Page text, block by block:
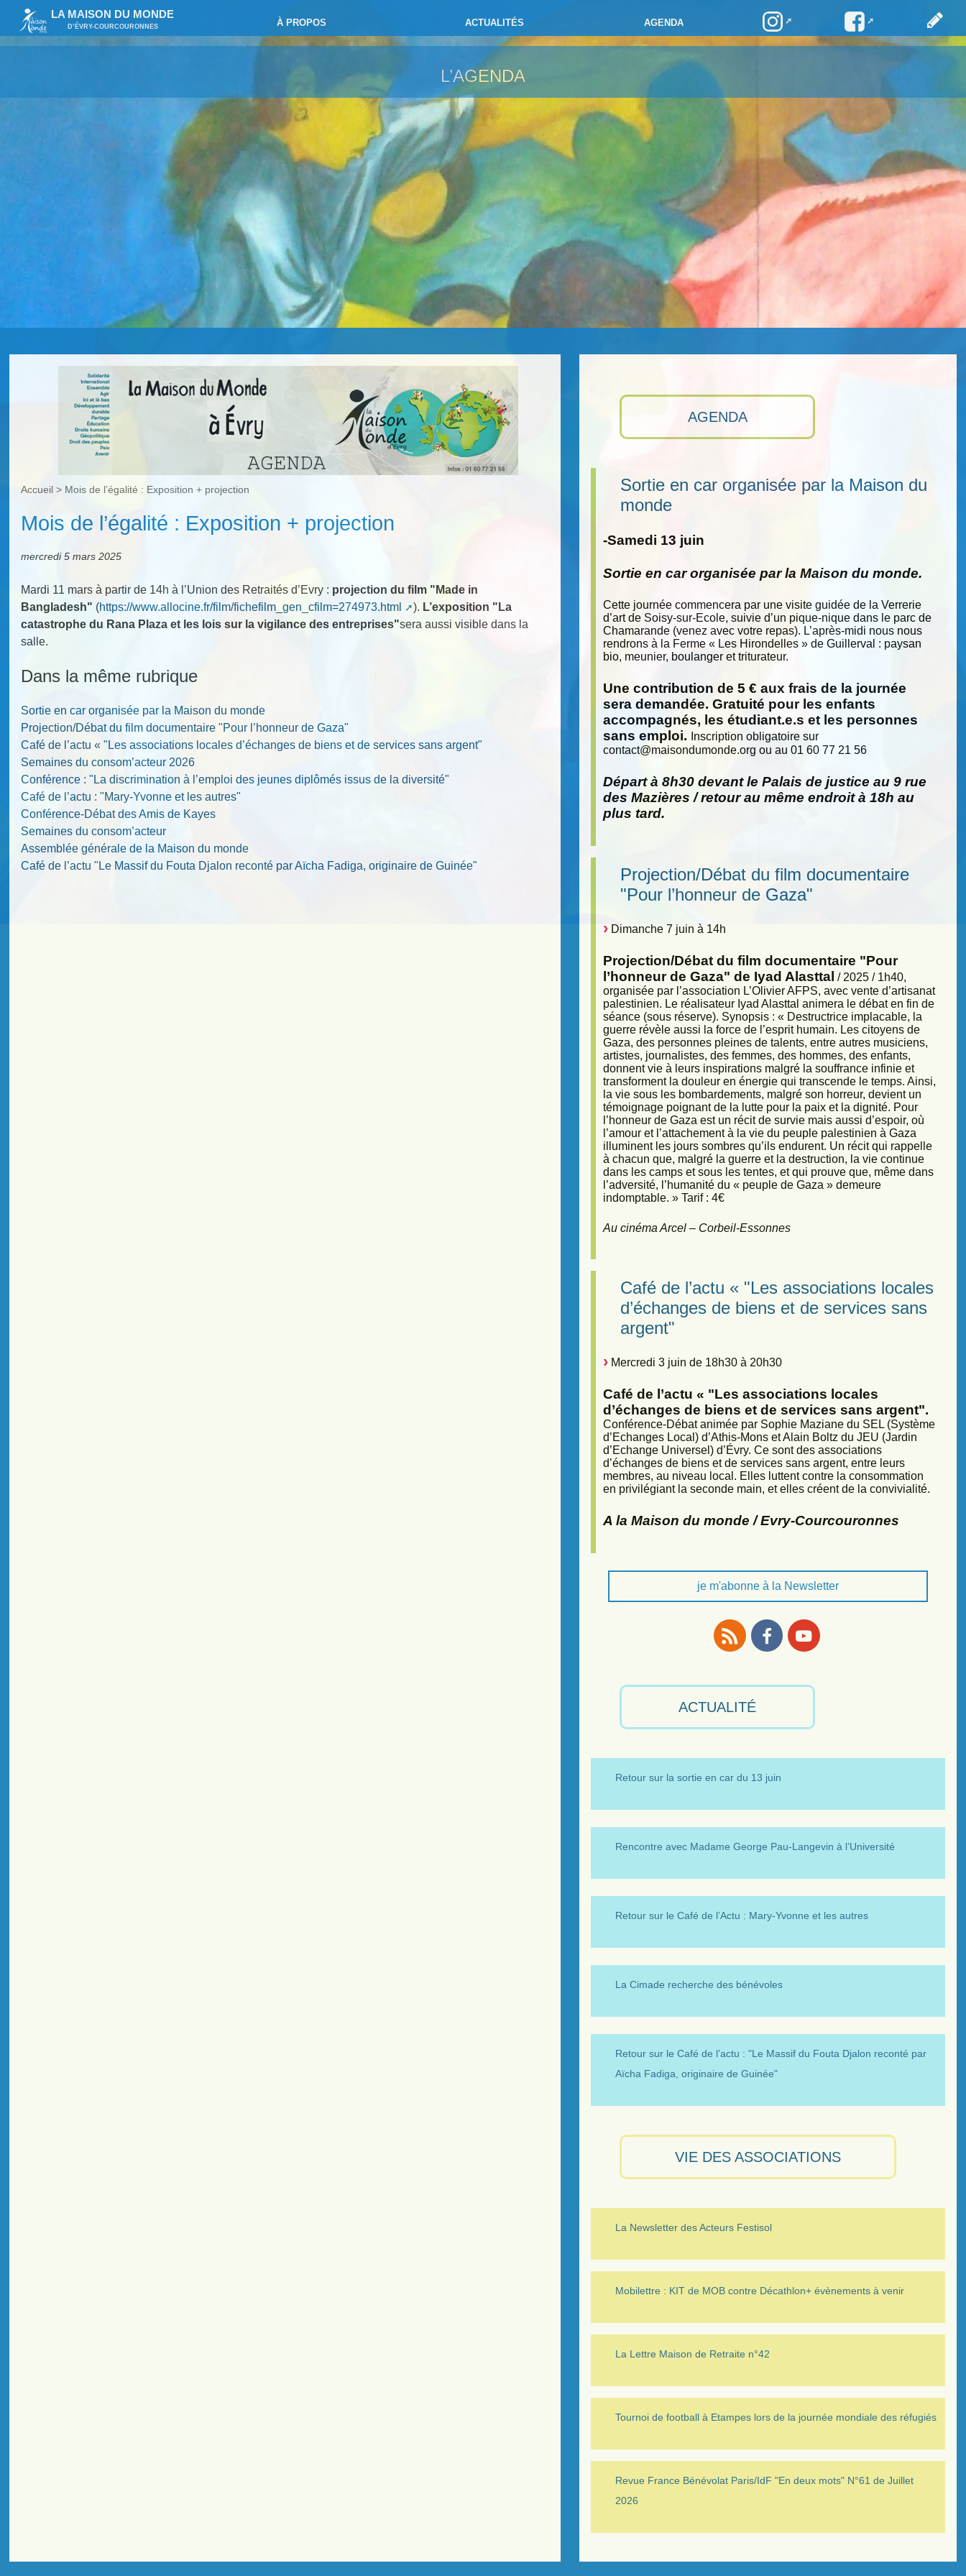
LA MAISON DU MONDE
D’ÉVRY-COURCOURONNES À PROPOS ACTUALITÉS AGENDA
L’AGENDA
AGENDA
Sortie en car organisée par la Maison du
monde
-Samedi 13 juin
Sortie en car organisée par la Maison du monde.
Cette journée commencera par une visite guidée de la Verrerie
d’art de Soisy-sur-Ecole, suivie d’un pique-nique dans le parc de
Chamarande (venez avec votre repas). L’après-midi nous nous
rendrons à la Ferme « Les Hirondelles » de Guillerval : paysan
bio, meunier, boulanger et triturateur.
Une contribution de 5 € aux frais de la journée
sera demandée. Gratuité pour les enfants
accompagnés, les étudiant.e.s et les personnes
sans emploi.
Inscription obligatoire sur
contact@maisondumonde.org ou au 01 60 77 21 56
Départ à 8h30 devant le Palais de justice au 9 rue
des Mazières / retour au même endroit à 18h au
plus tard.
Projection/Débat du film documentaire
"Pour l’honneur de Gaza"
Dimanche 7 juin à 14h
Projection/Débat du film documentaire "Pour
l’honneur de Gaza" de Iyad Alasttal / 2025 / 1h40,
organisée par l’association L’Olivier AFPS, avec vente d’artisanat
palestinien. Le réalisateur Iyad Alasttal animera le débat en fin de
séance (sous réserve). Synopsis : « Destructrice implacable, la
guerre révèle aussi la force de l’esprit humain. Les citoyens de
Gaza, des personnes pleines de talents, entre autres musiciens,
artistes, journalistes, des femmes, des hommes, des enfants,
donnent vie à leurs inspirations malgré la souffrance infinie et
transforment la douleur en énergie qui transcende le temps. Ainsi,
la vie sous les bombardements, malgré son horreur, devient un
témoignage poignant de la lutte pour la paix et la dignité. Pour
l’honneur de Gaza est un récit de survie mais aussi d’espoir, où
l’amour et l’attachement à la vie du peuple palestinien à Gaza
illuminent les jours sombres qu’ils endurent. Un récit qui rappelle
à chacun que, malgré la guerre et la destruction, la vie continue
dans les camps et sous les tentes, et qui prouve que, même dans
l’adversité, l’humanité du « peuple de Gaza » demeure
indomptable. » Tarif : 4€
Au cinéma Arcel – Corbeil-Essonnes
Café de l’actu « "Les associations locales
d’échanges de biens et de services sans
argent"
Mercredi 3 juin de 18h30 à 20h30
Café de l’actu « "Les associations locales
d’échanges de biens et de services sans argent".
Conférence-Débat animée par Sophie Maziane du SEL (Système
d’Echanges Local) d’Athis-Mons et Alain Boltz du JEU (Jardin
d’Echange Universel) d’Évry. Ce sont des associations
d’échanges de biens et de services sans argent, entre leurs
membres, au niveau local. Elles luttent contre la consommation
en privilégiant la seconde main, et elles créent de la convivialité.
A la Maison du monde / Evry-Courcouronnes
je m'abonne à la Newsletter
ACTUALITÉ
Retour sur la sortie en car du 13 juin
Rencontre avec Madame George Pau-Langevin à l’Université
Retour sur le Café de l’Actu : Mary-Yvonne et les autres
La Cimade recherche des bénévoles
Retour sur le Café de l’actu : "Le Massif du Fouta Djalon reconté par
Aïcha Fadiga, originaire de Guinée"
VIE DES ASSOCIATIONS
La Newsletter des Acteurs Festisol
Mobilettre : KIT de MOB contre Décathlon+ évènements à venir
La Lettre Maison de Retraite n°42
Tournoi de football à Etampes lors de la journée mondiale des réfugiés
Revue France Bénévolat Paris/IdF "En deux mots" N°61 de Juillet
2026
Accueil > Mois de l’égalité : Exposition + projection
Mois de l’égalité : Exposition + projection
mercredi 5 mars 2025
Mardi 11 mars à partir de 14h à l’Union des Retraités d’Evry : projection du film "Made in
Bangladesh" (https://www.allocine.fr/film/fichefilm_gen_cfilm=274973.html ). L’exposition "La
catastrophe du Rana Plaza et les lois sur la vigilance des entreprises"sera aussi visible dans la
salle.
Dans la même rubrique
Sortie en car organisée par la Maison du monde
Projection/Débat du film documentaire "Pour l’honneur de Gaza"
Café de l’actu « "Les associations locales d’échanges de biens et de services sans argent"
Semaines du consom’acteur 2026
Conférence : "La discrimination à l’emploi des jeunes diplômés issus de la diversité"
Café de l’actu : "Mary-Yvonne et les autres"
Conférence-Débat des Amis de Kayes
Semaines du consom’acteur
Assemblée générale de la Maison du monde
Café de l’actu "Le Massif du Fouta Djalon reconté par Aïcha Fadiga, originaire de Guinée"